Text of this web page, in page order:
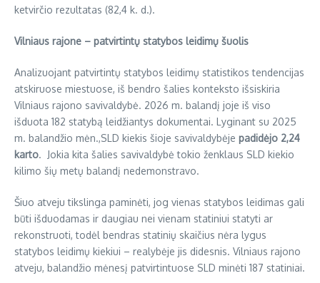
ketvirčio rezultatas (82,4 k. d.).
Vilniaus rajone – patvirtintų statybos leidimų šuolis
Analizuojant patvirtintų statybos leidimų statistikos tendencijas
atskiruose miestuose, iš bendro šalies konteksto išsiskiria
Vilniaus rajono savivaldybė. 2026 m. balandį joje iš viso
išduota 182 statybą leidžiantys dokumentai. Lyginant su 2025
m. balandžio mėn.,SLD kiekis šioje savivaldybėje padidėjo 2,24
karto. Jokia kita šalies savivaldybė tokio ženklaus SLD kiekio
kilimo šių metų balandį nedemonstravo.
Šiuo atveju tikslinga paminėti, jog vienas statybos leidimas gali
būti išduodamas ir daugiau nei vienam statiniui statyti ar
rekonstruoti, todėl bendras statinių skaičius nėra lygus
statybos leidimų kiekiui – realybėje jis didesnis. Vilniaus rajono
atveju, balandžio mėnesį patvirtintuose SLD minėti 187 statiniai.